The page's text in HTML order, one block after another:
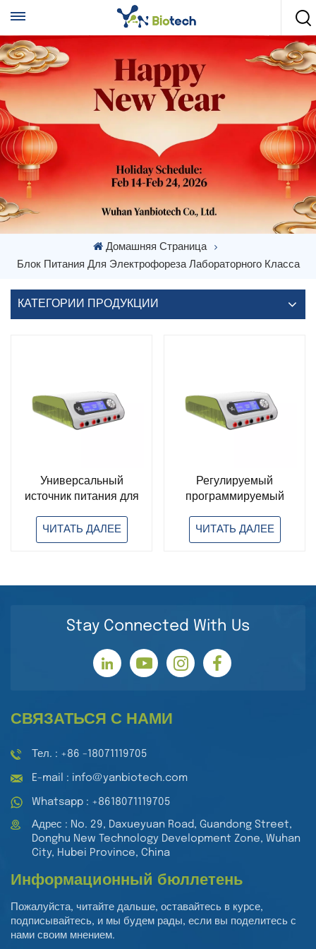
Домашняя Страница
Блок Питания Для Электрофореза Лабораторного Класса
КАТЕГОРИИ ПРОДУКЦИИ
Универсальный
источник питания для
высокой силы тока 600
Вт
ЧИТАТЬ ДАЛЕЕ
Регулируемый
программируемый
электрофореза
ЧИТАТЬ ДАЛЕЕ
Stay Connected With Us
СВЯЗАТЬСЯ С НАМИ
Тел. : +86 -18071119705
E-mail : info@yanbiotech.com
Whatsapp : +8618071119705
Адрес : No. 29, Daxueyuan Road, Guandong Street,
Donghu New Technology Development Zone, Wuhan
City, Hubei Province, China
Информационный бюллетень
Пожалуйста, читайте дальше, оставайтесь в курсе,
подписывайтесь, и мы будем рады, если вы поделитесь с
нами своим мнением.